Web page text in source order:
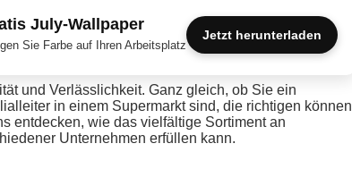
July-Wallpaper
Sie Farbe auf Ihren Arbeitsplatz
Jetzt herunterladen
und Verlässlichkeit. Ganz gleich, ob Sie ein
in einem Supermarkt sind, die richtigen können
entdecken, wie das vielfältige Sortiment an
Unternehmen erfüllen kann.